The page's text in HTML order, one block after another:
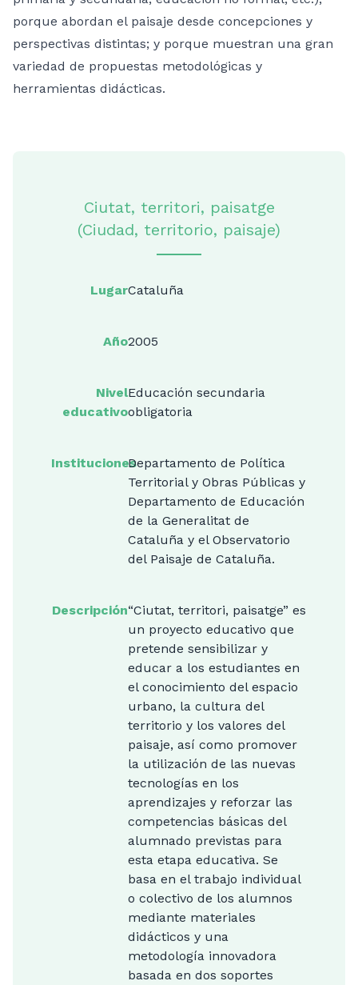
porque abordan el paisaje desde concepciones y
perspectivas distintas; y porque muestran una gran
variedad de propuestas metodológicas y
herramientas didácticas.
Ciutat, territori, paisatge
(Ciudad, territorio, paisaje)
LugarCataluña
Año2005
Nivel
educativo
Educación secundaria
obligatoria
InstitucionesDepartamento de Política
Territorial y Obras Públicas y
Departamento de Educación
de la Generalitat de
Cataluña y el Observatorio
del Paisaje de Cataluña.
Descripción“Ciutat, territori, paisatge” es
un proyecto educativo que
pretende sensibilizar y
educar a los estudiantes en
el conocimiento del espacio
urbano, la cultura del
territorio y los valores del
paisaje, así como promover
la utilización de las nuevas
tecnologías en los
aprendizajes y reforzar las
competencias básicas del
alumnado previstas para
esta etapa educativa. Se
basa en el trabajo individual
o colectivo de los alumnos
mediante materiales
didácticos y una
metodología innovadora
basada en dos soportes